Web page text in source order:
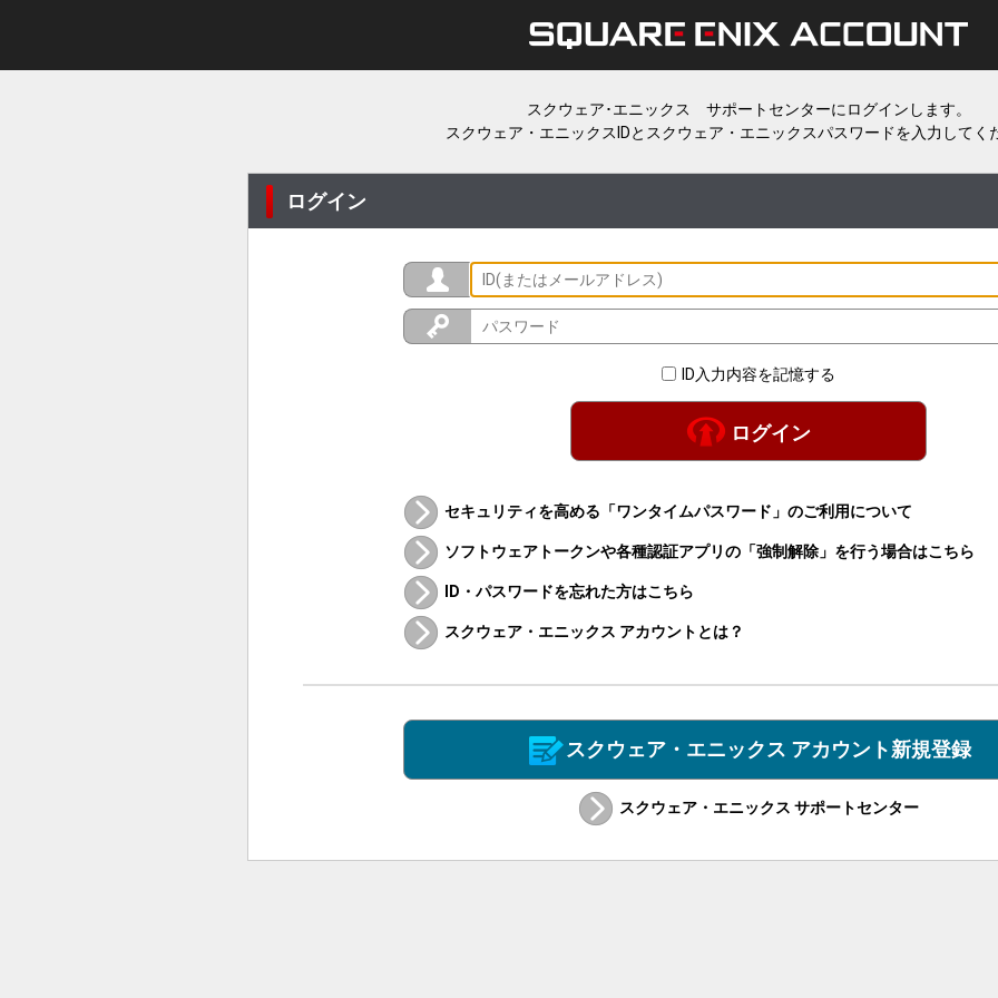
スクウェア･エニックス サポートセンターにログインします。
スクウェア・エニックスIDとスクウェア・エニックスパスワードを入力してく
ログイン
ID入力内容を記憶する
ログイン
セキュリティを高める「ワンタイムパスワード」のご利用について
ソフトウェアトークンや各種認証アプリの「強制解除」を行う場合はこちら
ID・パスワードを忘れた方はこちら
スクウェア・エニックス アカウントとは？
スクウェア・エニックス アカウント新規登録
スクウェア・エニックス サポートセンター